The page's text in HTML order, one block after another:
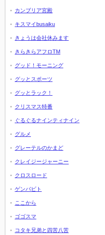
カンブリア宮殿
キスマイbusaiku
きょうは会社休みます
きらきらアフロTM
グッド！モーニング
グッとスポーツ
グッとラック！
クリスマス特番
ぐるぐるナインティナイン
グルメ
グレーテルのかまど
クレイジージャーニー
クロスロード
ゲンバビト
ここから
ゴゴスマ
コタキ兄弟と四苦八苦